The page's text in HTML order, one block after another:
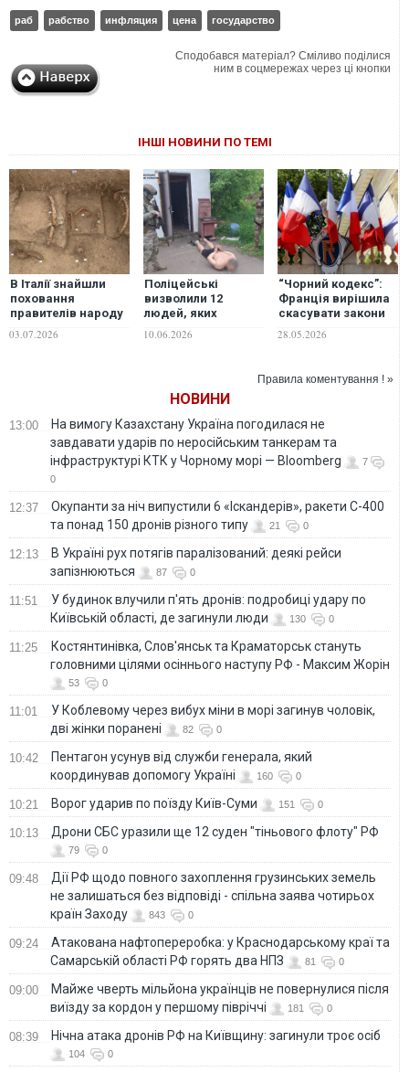
раб рабство инфляция цена государство
Сподобався матеріал? Сміливо поділися
ним в соцмережах через ці кнопки
ІНШІ НОВИНИ ПО ТЕМІ
В Італії знайшли
поховання
правителів народу
03.07.2026
Поліцейські
визволили 12
людей, яких
трудовому рабстві
10.06.2026
“Чорний кодекс”:
Франція вирішила
скасувати закони
"рухоме майно"
28.05.2026
Правила коментування ! »
НОВИНИ
13:00
На вимогу Казахстану Україна погодилася не
завдавати ударів по неросійським танкерам та
інфраструктурі КТК у Чорному морі — Bloomberg
7
0
12:37
Окупанти за ніч випустили 6 «Іскандерів», ракети С-400
та понад 150 дронів різного типу
21 0
12:13
В Україні рух потягів паралізований: деякі рейси
запізнюються
87 0
11:51
У будинок влучили п'ять дронів: подробиці удару по
Київській області, де загинули люди
130 0
11:25
Костянтинівка, Слов'янськ та Краматорськ стануть
головними цілями осіннього наступу РФ - Максим Жорін
53 0
11:01
У Коблевому через вибух міни в морі загинув чоловік,
дві жінки поранені
82 0
10:42
Пентагон усунув від служби генерала, який
координував допомогу Україні
160 0
10:21 Ворог ударив по поїзду Київ-Суми 151 0
10:13 Дрони СБС уразили ще 12 суден "тіньового флоту" РФ
79 0
09:48
Дії РФ щодо повного захоплення грузинських земель
не залишаться без відповіді - спільна заява чотирьох
країн Заходу
843 0
09:24
Атакована нафтопереробка: у Краснодарському краї та
Самарській області РФ горять два НПЗ
81 0
09:00
Майже чверть мільйона українців не повернулися після
виїзду за кордон у першому півріччі
181 0
08:39 Нічна атака дронів РФ на Київщину: загинули троє осіб
104 0